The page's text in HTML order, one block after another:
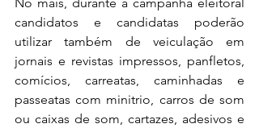
No mais, durante a campanha eleitoral
candidatos e candidatas poderão
utilizar também de veiculação em
jornais e revistas impressos, panfletos,
comícios, carreatas, caminhadas e
passeatas com minitrio, carros de som
ou caixas de som, cartazes, adesivos e